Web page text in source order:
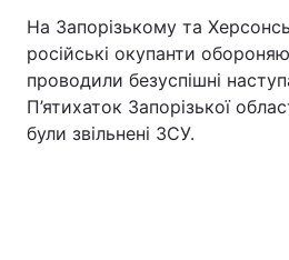
На Запорізькому та
російські окупанти
проводили безуспішні
П’ятихаток Запорізької
були звільнені ЗСУ.